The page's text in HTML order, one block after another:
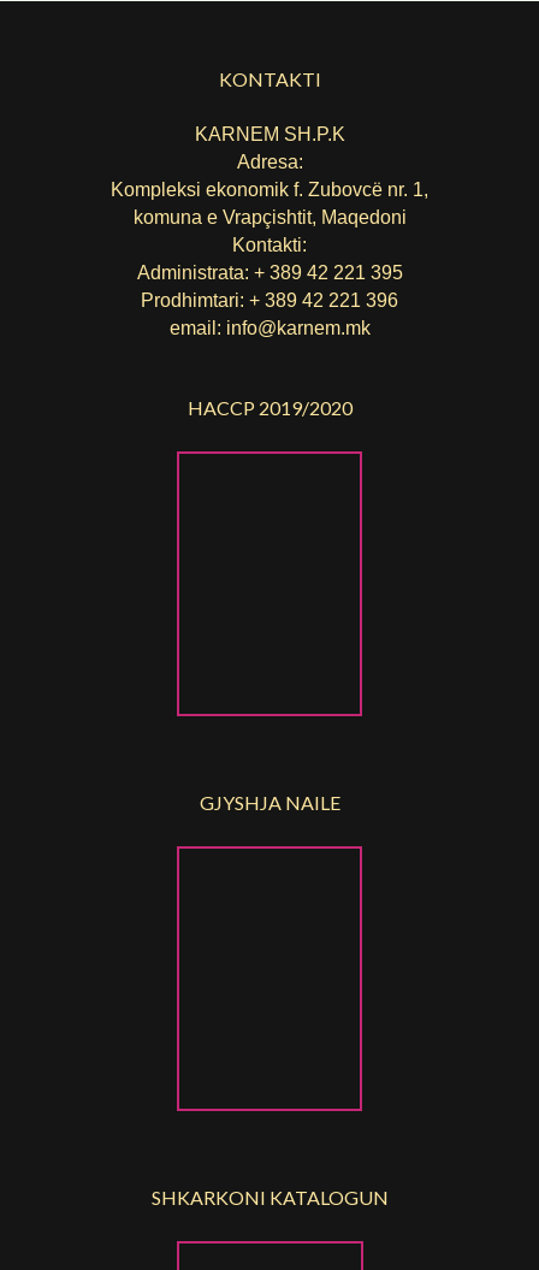
KONTAKTI
KARNEM SH.P.K
Adresa:
Kompleksi ekonomik f. Zubovcë nr. 1,
komuna е Vrapçishtit, Maqedoni
Kontakti:
Administrata: + 389 42 221 395
Prodhimtari: + 389 42 221 396
email: info@karnem.mk
HACCP 2019/2020
GJYSHJA NAILE
SHKARKONI KATALOGUN